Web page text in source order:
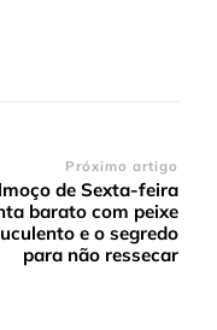
Próximo artigo
de Sexta-feira
barato com peixe
e o segredo
para não ressecar